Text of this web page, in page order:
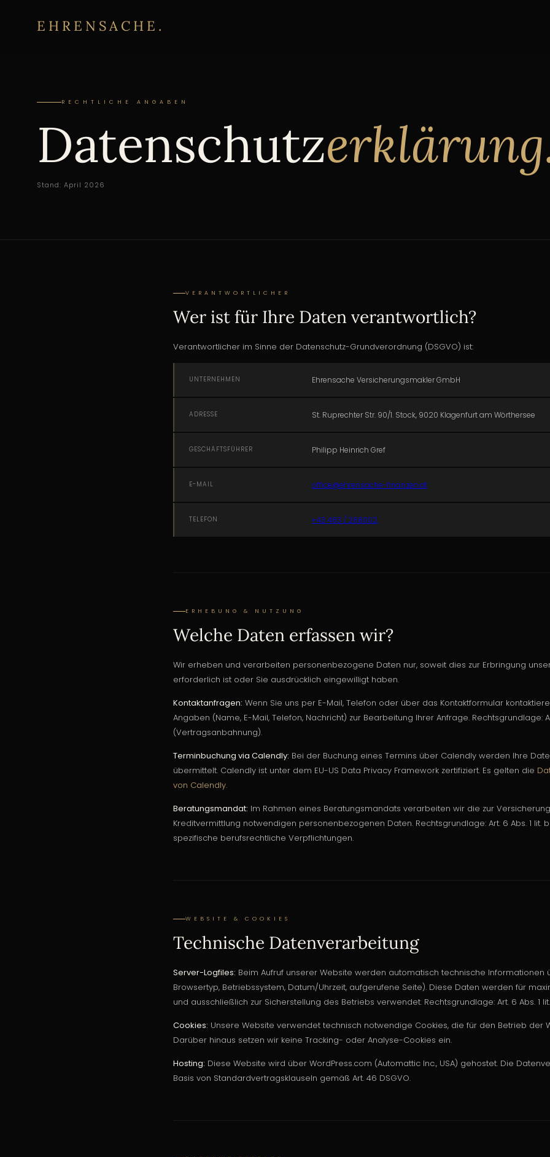
EHRENSACHE.
RECHTLICHE ANGABEN
Datenschutz
Stand: April 2026
VERANTWORTLICHER
Wer ist für Ihre Daten verantwortlich?
Verantwortlicher im Sinne der Datenschutz-Grundverordnung (DSGVO) ist:
UNTERNEHMEN Ehrensache Versicherungsmakler GmbH
ADRESSE St. Ruprechter Str. 90/1. Stock, 9020 Klagenfurt am Wörthersee
GESCHÄFTSFÜHRER Philipp Heinrich Gref
E-MAIL office@ehrensache-finanzen.at
TELEFON +43 463 / 268002
ERHEBUNG & NUTZUNG
Welche Daten erfassen wir?
Wir erheben und verarbeiten personenbezogene Daten nur, soweit dies zur Erbringung
erforderlich ist oder Sie ausdrücklich eingewilligt haben.
Kontaktanfragen: Wenn Sie uns per E-Mail, Telefon oder über das Kontaktformular
Angaben (Name, E-Mail, Telefon, Nachricht) zur Bearbeitung Ihrer Anfrage. Rechtsgrundlage:
(Vertragsanbahnung).
Terminbuchung via Calendly: Bei der Buchung eines Termins über Calendly werden Ihre
übermittelt. Calendly ist unter dem EU-US Data Privacy Framework zertifiziert. Es gelten die
von Calendly.
Beratungsmandat: Im Rahmen eines Beratungsmandats verarbeiten wir die zur
Kreditvermittlung notwendigen personenbezogenen Daten. Rechtsgrundlage: Art. 6 Abs. 1 lit.
spezifische berufsrechtliche Verpflichtungen.
WEBSITE & COOKIES
Technische Datenverarbeitung
Server-Logfiles: Beim Aufruf unserer Website werden automatisch technische Informationen
Browsertyp, Betriebssystem, Datum/Uhrzeit, aufgerufene Seite). Diese Daten werden für
und ausschließlich zur Sicherstellung des Betriebs verwendet. Rechtsgrundlage: Art. 6 Abs. 1 lit.
Cookies: Unsere Website verwendet technisch notwendige Cookies, die für den Betrieb der
Darüber hinaus setzen wir keine Tracking- oder Analyse-Cookies ein.
Hosting: Diese Website wird über WordPress.com (Automattic Inc., USA) gehostet. Die
Basis von Standardvertragsklauseln gemäß Art. 46 DSGVO.